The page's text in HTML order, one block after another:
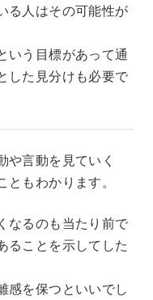
る人はその可能性が
いう目標があって通
した見分けも必要で
や言動を見ていく
もわかります。
なるのも当たり前で
ることを示してした
感を保つといいでし